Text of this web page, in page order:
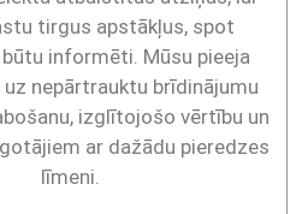
tirgus apstākļus, spot
informēti. Mūsu pieeja
nepārtrauktu brīdinājumu
izglītojošo vērtību un
ar dažādu pieredzes
līmeni.